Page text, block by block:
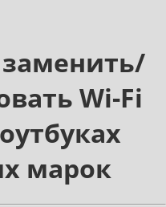
Wi-Fi
марок